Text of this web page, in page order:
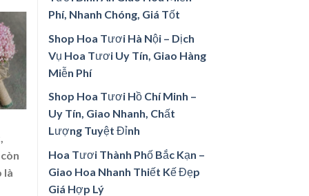
là
Phí, Nhanh Chóng, Giá Tốt
Shop Hoa Tươi Hà Nội – Dịch
Vụ Hoa Tươi Uy Tín, Giao Hàng
Miễn Phí
Shop Hoa Tươi Hồ Chí Minh –
Uy Tín, Giao Nhanh, Chất
Lượng Tuyệt Đỉnh
Hoa Tươi Thành Phố Bắc Kạn –
Giao Hoa Nhanh Thiết Kế Đẹp
Giá Hợp Lý